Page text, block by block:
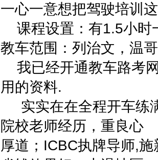
一心一意想把驾驶培训
课程设置：有1.5小时
教车范围：列治文，温
我已经开通教车路考
用的资料.
实实在在全程开车练
院校老师经历，重良心
厚道；ICBC执牌导师,